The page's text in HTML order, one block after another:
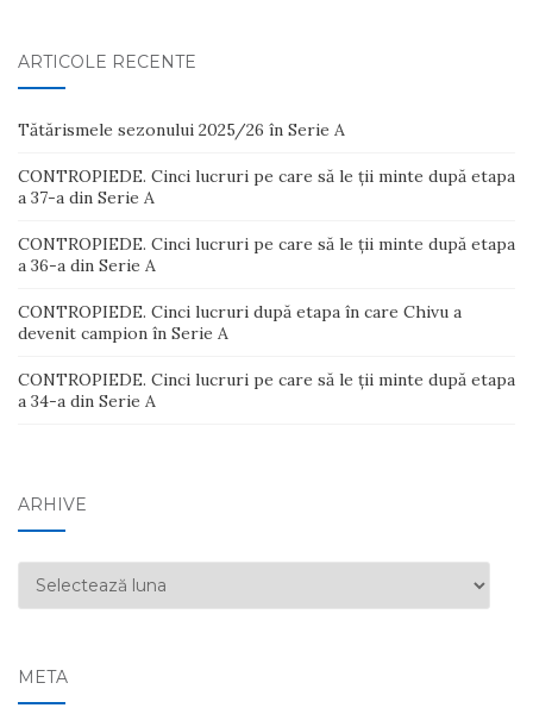
ARTICOLE RECENTE
Tătărismele sezonului 2025/26 în Serie A
CONTROPIEDE. Cinci lucruri pe care să le ții minte după etapa
a 37-a din Serie A
CONTROPIEDE. Cinci lucruri pe care să le ții minte după etapa
a 36-a din Serie A
CONTROPIEDE. Cinci lucruri după etapa în care Chivu a
devenit campion în Serie A
CONTROPIEDE. Cinci lucruri pe care să le ții minte după etapa
a 34-a din Serie A
ARHIVE
Arhive
META